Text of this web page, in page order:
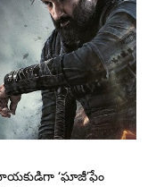
‘ఘాజీ’ఫేం